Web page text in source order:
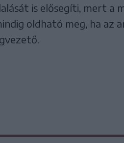
is elősegíti, mert a
oldható meg, ha az